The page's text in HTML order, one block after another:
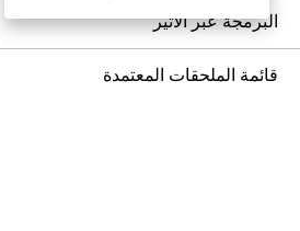
البرمجة عبر الأثير
قائمة الملحقات المعتمدة